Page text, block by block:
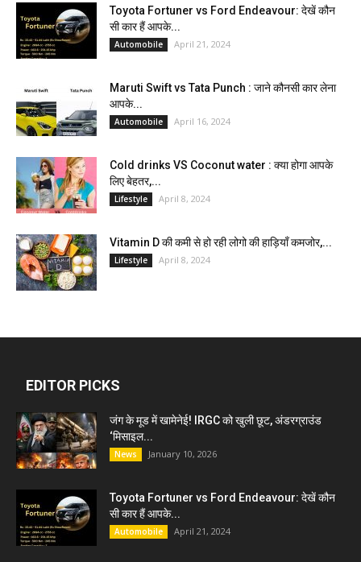
Toyota Fortuner vs Ford Endeavour: देखें कौन
सी कार हैं आपके...
Automobile April 21, 2024
Maruti Swift vs Tata Punch : जाने कौनसी कार लेना
आपके...
Automobile April 16, 2024
Cold drinks VS Coconut water : क्या होगा आपके
लिए बेहतर,...
Lifestyle April 8, 2024
Vitamin D की कमी से हो रही लोगो की हाड़ियाँ कमजोर,...
Lifestyle April 8, 2024
EDITOR PICKS
जंग के मूड में खामेनेई! IRGC को खुली छूट, अंडरग्राउंड
‘मिसाइल...
News January 10, 2026
Toyota Fortuner vs Ford Endeavour: देखें कौन
सी कार हैं आपके...
Automobile April 21, 2024